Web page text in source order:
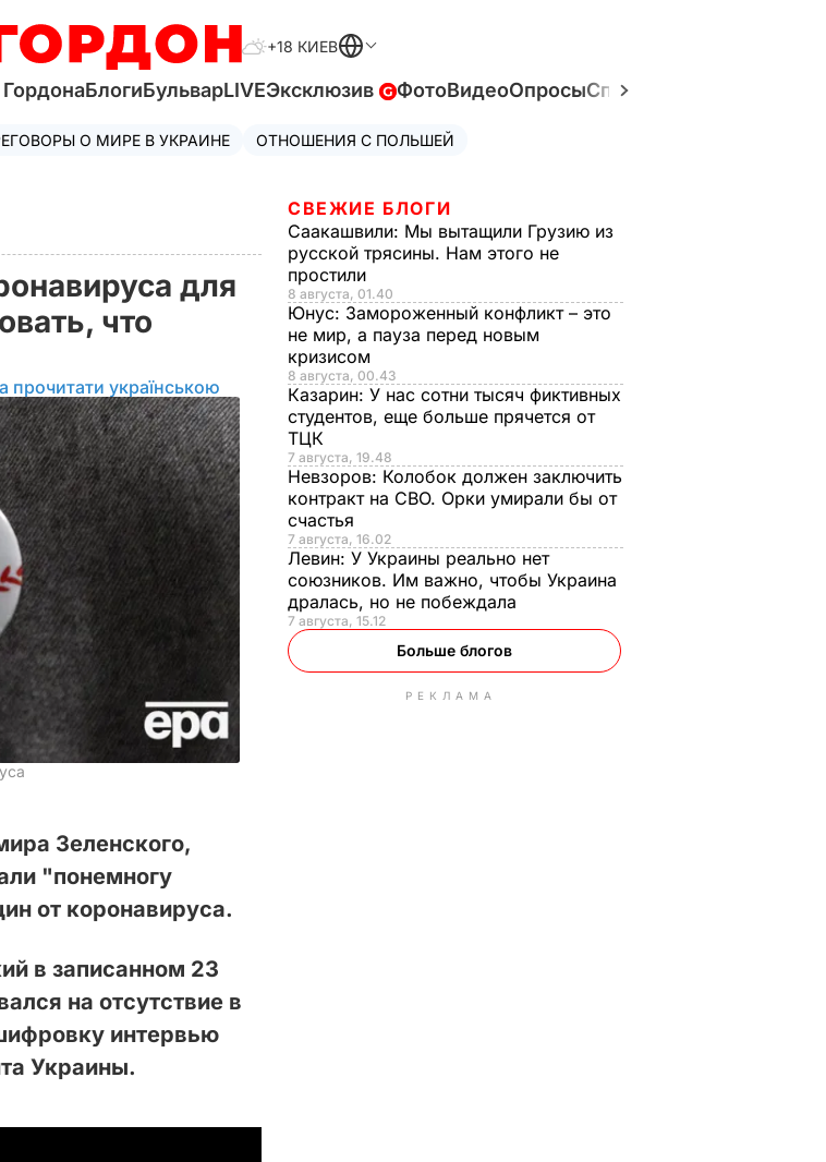
+18 КИЕВ
ГордонаБлогиБульварLIVEЭксклюзив ФотоВидеоОпросыСпецпроекты
О МИРЕ В УКРАИНЕ ОТНОШЕНИЯ С ПОЛЬШЕЙ
для
что
українською
Зеленского,
"понемногу
от коронавируса.
в записанном 23
на отсутствие в
интервью
Украины.
СВЕЖИЕ БЛОГИ
Саакашвили: Мы вытащили Грузию из
русской трясины. Нам этого не
простили
8 августа, 01.40
Юнус: Замороженный конфликт – это
не мир, а пауза перед новым
кризисом
8 августа, 00.43
Казарин: У нас сотни тысяч фиктивных
студентов, еще больше прячется от
ТЦК
7 августа, 19.48
Невзоров: Колобок должен заключить
контракт на СВО. Орки умирали бы от
счастья
7 августа, 16.02
Левин: У Украины реально нет
союзников. Им важно, чтобы Украина
дралась, но не побеждала
7 августа, 15.12
Больше блогов
РЕКЛАМА